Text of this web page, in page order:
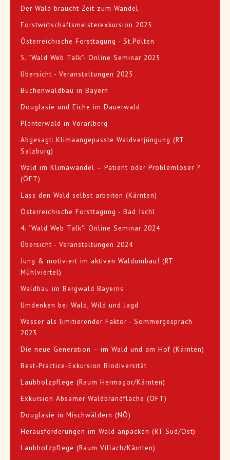
Der Wald braucht Zeit zum Wandel
Forstwirtschaftsmeisterexkursion 2025
Österreichische Forsttagung - St.Pölten
5. "Wald Web Talk"- Online Seminar 2025
Übersicht - Veranstaltungen 2025
Buchenwaldbau in Bayern
Douglasie und Eiche im Dauerwald
Plenterwald in Vorarlberg
Abgesagt: Klimaangepasste Waldverjüngung (RT
Salzburg)
Wald im Klimawandel – Patient oder Problemlöser ?
(ÖFT)
Lass den Wald selbst arbeiten (Kärnten)
Österreichische Forsttagung - Bad Ischl
4. "Wald Web Talk"- Online Seminar 2024
Übersicht - Veranstaltungen 2024
Jung & motiviert im aktiven Waldumbau! (RT
Mühlviertel)
Waldbau im Bergwald Bayerns
Umdenken bei Wald, Wild und Jagd
Wasser als limitierender Faktor - Sommergespräch
2023
Die neue Generation – im Wald und am Hof (Kärnten)
Best-Practice-Exkursion Biodiversität
Laubholzpflege (Raum Hermagor/Kärnten)
Exkursion Absamer Waldbrandfläche (ÖFT)
Douglasie in Mischwäldern (NÖ)
Herausforderungen im Wald anpacken (RT Süd/Ost)
Laubholzpflege (Raum Villach/Kärnten)